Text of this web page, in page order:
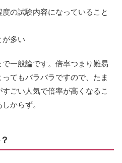
の試験内容になっていること
多い
一般論です。倍率つまり難易
てもバラバラですので、たま
ごい人気で倍率が高くなるこ
からず。